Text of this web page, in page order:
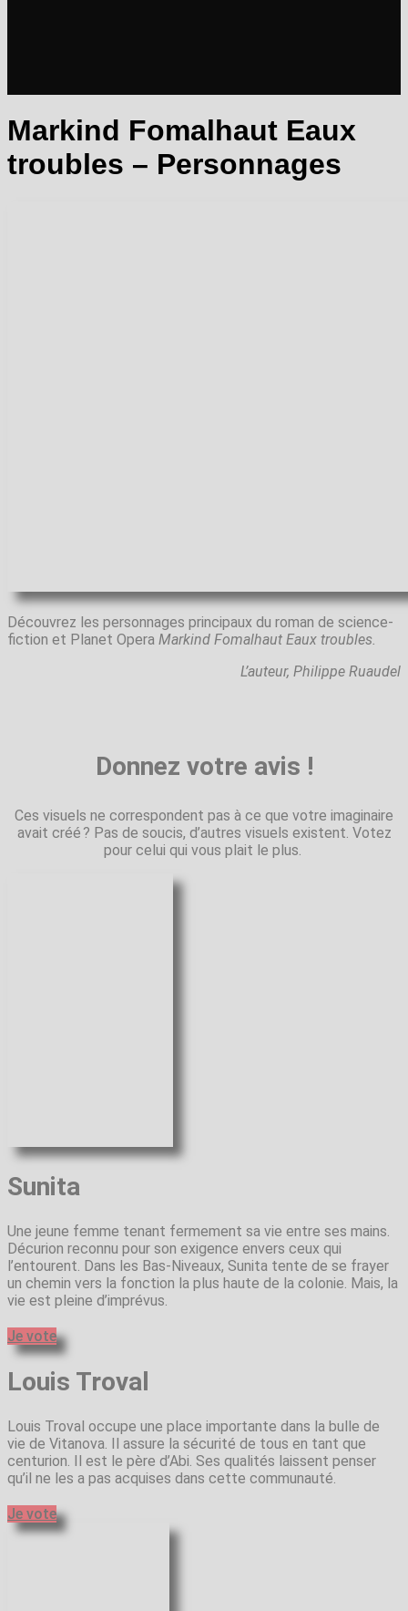
Markind Fomalhaut Eaux
troubles – Personnages
Découvrez les personnages principaux du roman de science-
fiction et Planet Opera Markind Fomalhaut Eaux troubles.
L’auteur, Philippe Ruaudel
Donnez votre avis !
Ces visuels ne correspondent pas à ce que votre imaginaire
avait créé ? Pas de soucis, d’autres visuels existent. Votez
pour celui qui vous plait le plus.
Sunita
Une jeune femme tenant fermement sa vie entre ses mains.
Décurion reconnu pour son exigence envers ceux qui
l’entourent. Dans les Bas-Niveaux, Sunita tente de se frayer
un chemin vers la fonction la plus haute de la colonie. Mais, la
vie est pleine d’imprévus.
Je vote
Louis Troval
Louis Troval occupe une place importante dans la bulle de
vie de Vitanova. Il assure la sécurité de tous en tant que
centurion. Il est le père d’Abi. Ses qualités laissent penser
qu’il ne les a pas acquises dans cette communauté.
Je vote